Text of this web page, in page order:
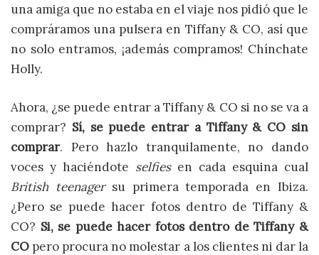
una amiga que no estaba en el viaje nos pidió que le
compráramos una pulsera en Tiffany & CO, así que
no solo entramos, ¡además compramos! Chínchate
Holly.
Ahora, ¿se puede entrar a Tiffany & CO si no se va a
comprar? Sí, se puede entrar a Tiffany & CO sin
comprar. Pero hazlo tranquilamente, no dando
voces y haciéndote selfies en cada esquina cual
British teenagersu primera temporada en Ibiza.
¿Pero se puede hacer fotos dentro de Tiffany &
CO? Si, se puede hacer fotos dentro de Tiffany &
CO pero procura no molestar a los clientes ni dar la